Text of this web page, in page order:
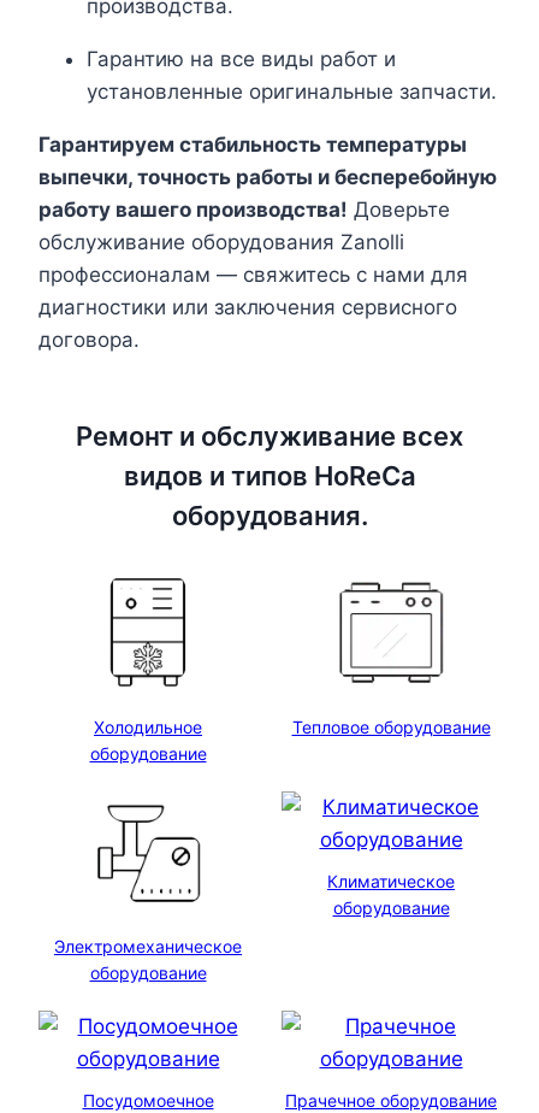
производства.
Гарантию на все виды работ и
установленные оригинальные запчасти.
Гарантируем стабильность температуры
выпечки, точность работы и бесперебойную
работу вашего производства! Доверьте
обслуживание оборудования Zanolli
профессионалам — свяжитесь с нами для
диагностики или заключения сервисного
договора.
Ремонт и обслуживание всех
видов и типов HoReCa
оборудования.
Холодильное
оборудование
Тепловое оборудование
Электромеханическое
оборудование
Климатическое
оборудование
Посудомоечное
Прачечное оборудование